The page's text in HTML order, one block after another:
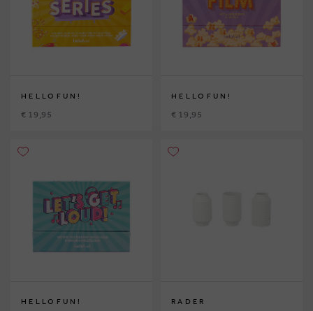
HELLOFUN!
€ 19,95
HELLOFUN!
€ 19,95
HELLOFUN! RADER